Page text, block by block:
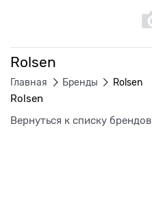
Rolsen
Главная Бренды
Rolsen
Rolsen
Вернуться к списку брендов